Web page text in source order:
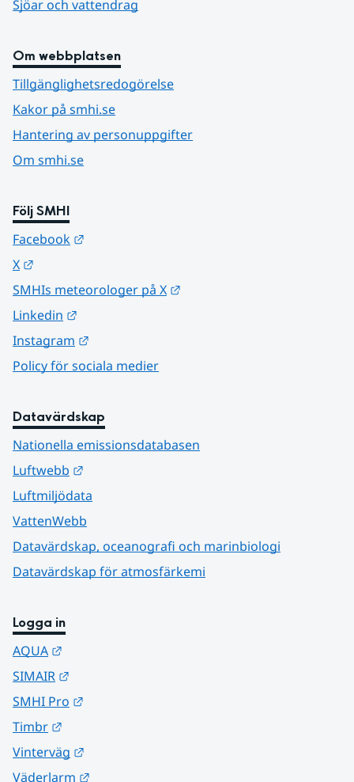
Sjöar och vattendrag
Om webbplatsen
Tillgänglighetsredogörelse
Kakor på smhi.se
Hantering av personuppgifter
Om smhi.se
Följ SMHI
Facebook
X
SMHIs meteorologer på X
Linkedin
Instagram
Policy för sociala medier
Datavärdskap
Nationella emissionsdatabasen
Luftwebb
Luftmiljödata
VattenWebb
Datavärdskap, oceanografi och marinbiologi
Datavärdskap för atmosfärkemi
Logga in
AQUA
SIMAIR
SMHI Pro
Timbr
Vinterväg
Väderlarm